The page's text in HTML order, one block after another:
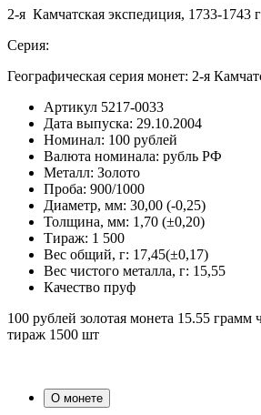
2-я Камчатская экспедиция, 1733-1743
Серия:
Географическая серия монет: 2-я
Артикул 5217-0033
Дата выпуска: 29.10.2004
Номинал: 100 рублей
Валюта номинала: рубль РФ
Металл: Золото
Проба: 900/1000
Диаметр, мм: 30,00 (-0,25)
Толщина, мм: 1,70 (±0,20)
Тираж: 1 500
Вес общий, г: 17,45(±0,17)
Вес чистого металла, г: 15,55
Качество пруф
100 рублей золотая монета 15.55
тираж 1500 шт
О монете